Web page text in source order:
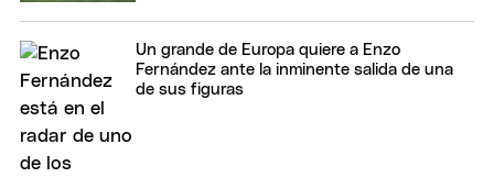
Un grande de Europa quiere a Enzo
Fernández ante la inminente salida de una
de sus figuras